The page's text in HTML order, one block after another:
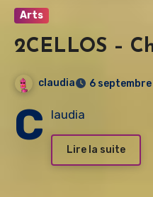
Arts
2CELLOS –
claudia 6
C laudia
Lire la suite